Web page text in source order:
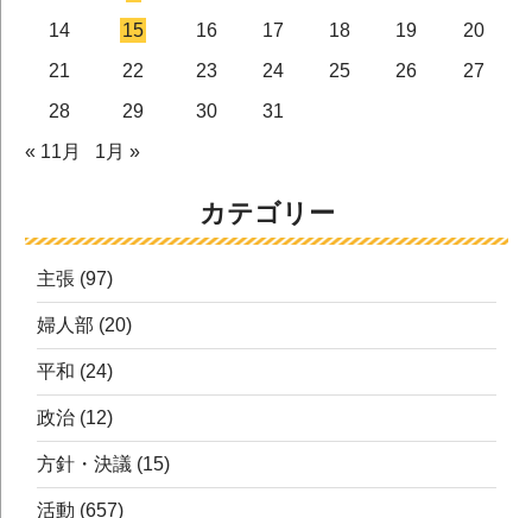
14
15 16 17 18 19
20
21
22 23 24 25 26
27
28
29 30
31
« 11月
1月 »
カテゴリー
主張 (97)
婦人部 (20)
平和 (24)
政治 (12)
方針・決議 (15)
活動 (657)